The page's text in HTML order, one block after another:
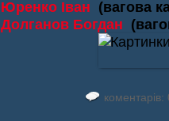
Юренко Іван (вагова
Долганов Богдан
коментарів: